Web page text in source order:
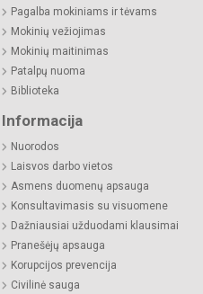
Pagalba mokiniams ir tėvams
Mokinių vežiojimas
Mokinių maitinimas
Patalpų nuoma
Biblioteka
Informacija
Nuorodos
Laisvos darbo vietos
Asmens duomenų apsauga
Konsultavimasis su visuomene
Dažniausiai užduodami klausimai
Pranešėjų apsauga
Korupcijos prevencija
Civilinė sauga